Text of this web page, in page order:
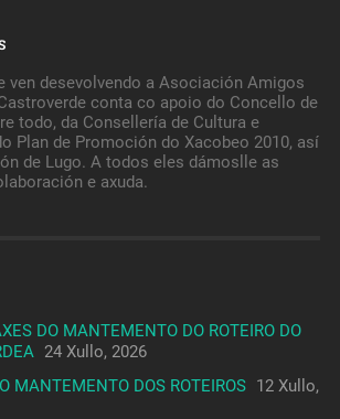
ven desevolvendo a Asociación Amigos
conta co apoio do Concello de
todo, da Consellería de Cultura e
Plan de Promoción do Xacobeo 2010, así
de Lugo. A todos eles dámoslle as
e axuda.
DO MANTEMENTO DO ROTEIRO DO
24 Xullo, 2026
MANTEMENTO DOS ROTEIROS 12 Xullo,